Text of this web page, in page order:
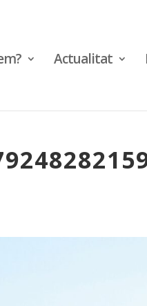
Actualitat